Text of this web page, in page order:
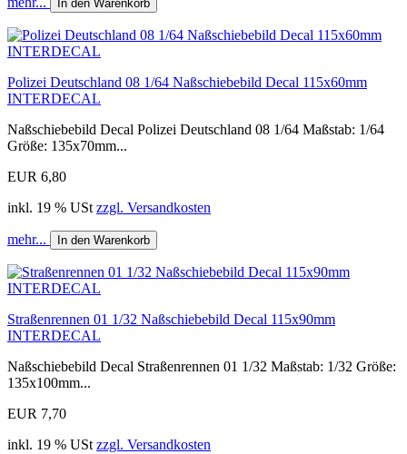
In den Warenkorb
Polizei Deutschland 08 1/64 Naßschiebebild Decal 115x60mm
INTERDECAL
Naßschiebebild Decal Polizei Deutschland 08 1/64 Maßstab: 1/64
Größe: 135x70mm...
EUR 6,80
inkl. 19 % USt zzgl. Versandkosten
mehr... In den Warenkorb
Straßenrennen 01 1/32 Naßschiebebild Decal 115x90mm
INTERDECAL
Naßschiebebild Decal Straßenrennen 01 1/32 Maßstab: 1/32 Größe:
135x100mm...
EUR 7,70
inkl. 19 % USt zzgl. Versandkosten